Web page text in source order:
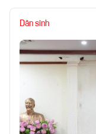
Dân sinh